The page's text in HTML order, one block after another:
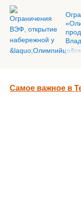
Самое важное в